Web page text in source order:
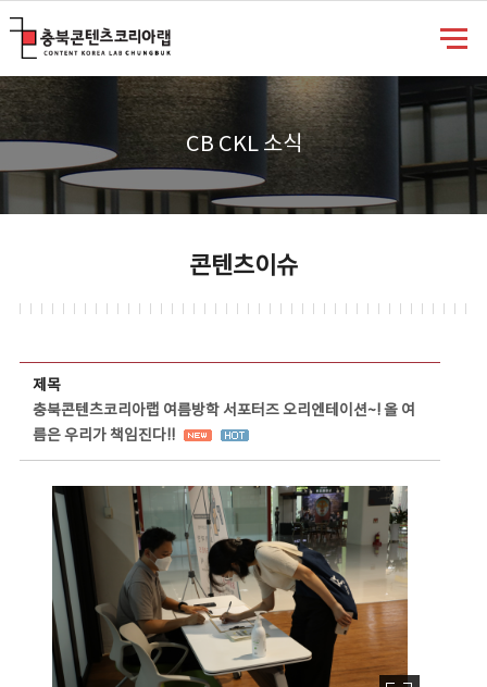
CB CKL 소식
콘텐츠이슈
제목
충북콘텐츠코리아랩 여름방학 서포터즈 오리엔테이션~! 올 여
름은 우리가 책임진다!!